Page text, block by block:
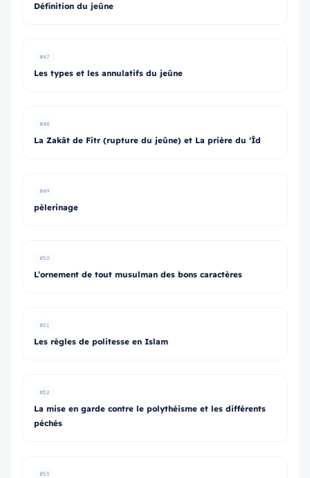
Définition du jeûne
#47
Les types et les annulatifs du jeûne
#48
La Zakât de Fitr (rupture du jeûne) et La prière du ‘Îd
#49
pèlerinage
#50
L’ornement de tout musulman des bons caractères
#51
Les règles de politesse en Islam
#52
La mise en garde contre le polythéisme et les différents
péchés
#53